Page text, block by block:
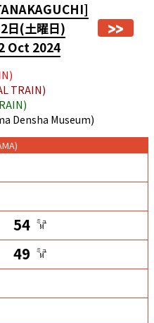
日(土曜日)
Oct 2024
>>
TRAIN)
Densha Museum)
54 ミュ
M
49 ミュ
M